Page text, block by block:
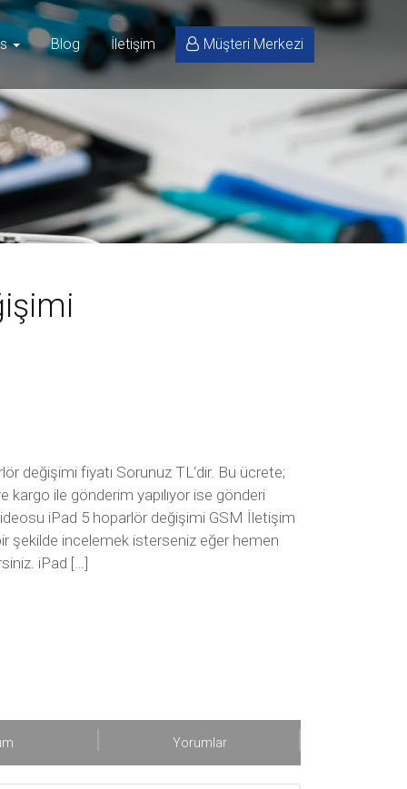
Blog İletişim Müşteri Merkezi
değişimi fiyatı Sorunuz TL‘dir. Bu ücrete;
kargo ile gönderim yapılıyor ise gönderi
iPad 5 hoparlör değişimi GSM İletişim
şekilde incelemek isterseniz eğer hemen
iPad […]
Yorumlar